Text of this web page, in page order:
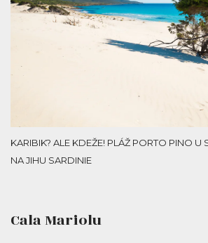
KARIBIK? ALE KDEŽE! PLÁŽ PORTO PINO U
NA JIHU SARDINIE
Cala Mariolu